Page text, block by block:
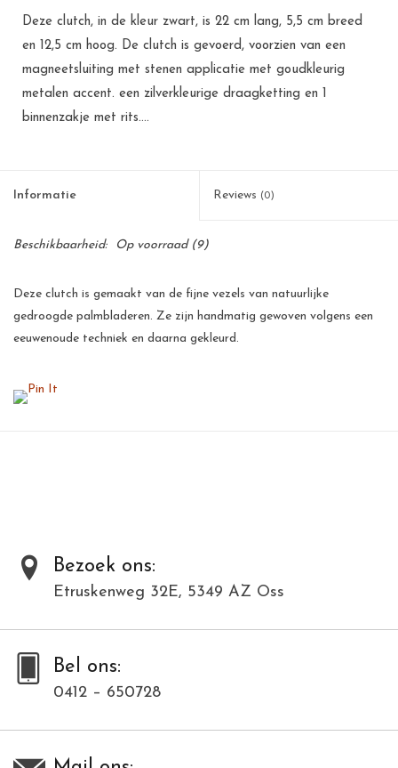
Deze clutch, in de kleur zwart, is 22 cm lang, 5,5 cm breed
en 12,5 cm hoog. De clutch is gevoerd, voorzien van een
magneetsluiting met stenen applicatie met goudkleurig
metalen accent. een zilverkleurige draagketting en 1
binnenzakje met rits....
Informatie Reviews (0)
Beschikbaarheid: Op voorraad(9)
Deze clutch is gemaakt van de fijne vezels van natuurlijke
gedroogde palmbladeren. Ze zijn handmatig gewoven volgens een
eeuwenoude techniek en daarna gekleurd.
kleinschalige telers op de Filipijnen. Voor een arm land als de
Toevoegen om te vergelijken
Bezoek ons:
Etruskenweg 32E, 5349 AZ Oss
Bel ons:
0412 – 650728